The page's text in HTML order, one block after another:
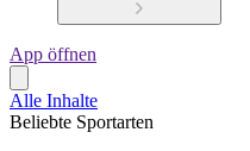
App öffnen
Alle Inhalte
Beliebte Sportarten